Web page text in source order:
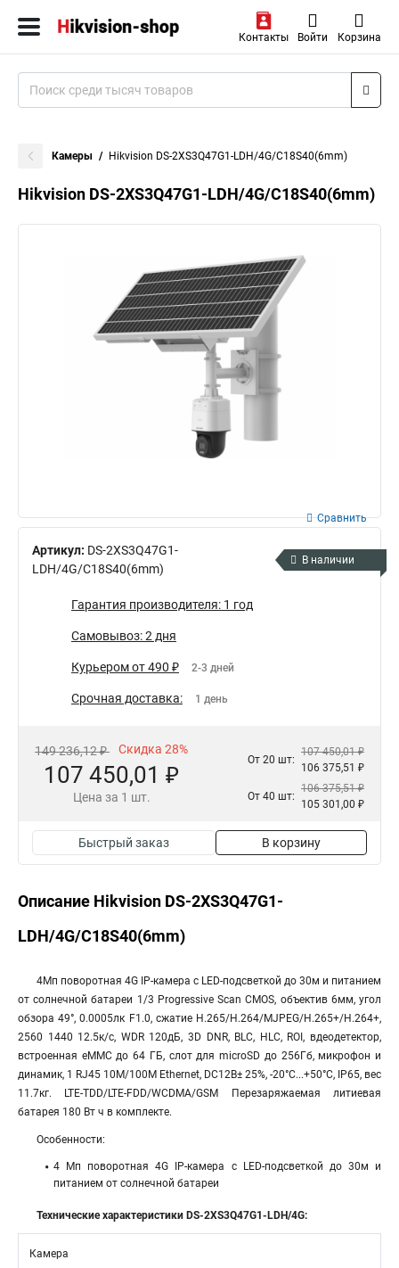
Контакты Войти Корзина
Камеры Hikvision DS-2XS3Q47G1-LDH/4G/C18S40(6mm)
Hikvision DS-2XS3Q47G1-LDH/4G/C18S40(6mm)
Артикул: DS-2XS3Q47G1-
LDH/4G/C18S40(6mm)
Сравнить
В наличии
Гарантия производителя: 1 год
Самовывоз: 2 дня
Курьером от 490 ₽ 2-3 дней
Срочная доставка: 1 день
149 236,12 ₽ Скидка 28%
107 450,01 ₽
Цена за 1 шт.
От 20 шт:
107 450,01 ₽
106 375,51 ₽
От 40 шт:
106 375,51 ₽
105 301,00 ₽
Быстрый заказ В корзину
Описание Hikvision DS-2XS3Q47G1-
LDH/4G/C18S40(6mm)
4Мп поворотная 4G IP-камера с LED-подсветкой до 30м и питанием
от солнечной батареи 1/3 Progressive Scan CMOS, объектив 6мм, угол
обзора 49°, 0.0005лк F1.0, сжатие H.265/H.264/MJPEG/H.265+/H.264+,
2560 1440 12.5к/с, WDR 120дБ, 3D DNR, BLC, HLC, ROI, вдеодетектор,
встроенная eMMC до 64 ГБ, слот для microSD до 256Гб, микрофон и
динамик, 1 RJ45 10M/100M Ethernet, DC12В± 25%, -20°C...+50°C, IP65, вес
11.7кг. LTE-TDD/LTE-FDD/WCDMA/GSM Перезаряжаемая литиевая
батарея 180 Вт ч в комплекте.
Особенности:
4 Мп поворотная 4G IP-камера с LED-подсветкой до 30м и
питанием от солнечной батареи
Технические характеристики DS-2XS3Q47G1-LDH/4G:
Камера